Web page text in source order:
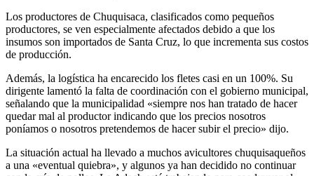
Los productores de Chuquisaca, clasificados como pequeños
productores, se ven especialmente afectados debido a que los
insumos son importados de Santa Cruz, lo que incrementa sus costos
de producción.
Además, la logística ha encarecido los fletes casi en un 100%. Su
dirigente lamentó la falta de coordinación con el gobierno municipal,
señalando que la municipalidad «siempre nos han tratado de hacer
quedar mal al productor indicando que los precios nosotros
poníamos o nosotros pretendemos de hacer subir el precio» dijo.
La situación actual ha llevado a muchos avicultores chuquisaqueños
a una «eventual quiebra», y algunos ya han decidido no continuar